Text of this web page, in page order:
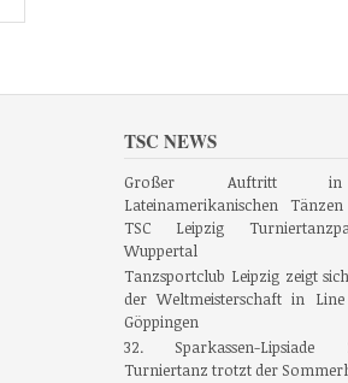
TSC NEWS
Großer Auftritt
Lateinamerikanischen
TSC Leipzig
Wuppertal
Tanzsportclub Leipzig zeigt
der Weltmeisterschaft in
Göppingen
32. Sparkassen-
Turniertanz trotzt der